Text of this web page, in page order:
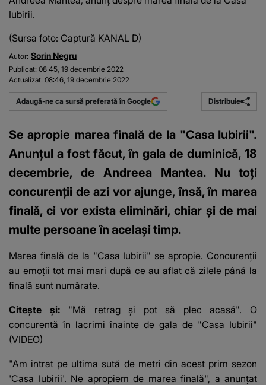
Iubirii.
(Sursa foto: Captură KANAL D)
Autor: Sorin Negru
Publicat: 08:45, 19 decembrie 2022
Actualizat: 08:46, 19 decembrie 2022
Adaugă-ne ca sursă preferată în Google Distribuie
Se apropie marea finală de la "Casa Iubirii".
Anunțul a fost făcut, în gala de duminică, 18
decembrie, de Andreea Mantea. Nu toți
concurenții de azi vor ajunge, însă, în marea
finală, ci vor exista eliminări, chiar și de mai
multe persoane în același timp.
Marea finală de la "Casa Iubirii" se apropie. Concurenții
au emoții tot mai mari după ce au aflat că zilele până la
finală sunt numărate.
Citește și: "Mă retrag și pot să plec acasă". O
concurentă în lacrimi înainte de gala de "Casa Iubirii"
(VIDEO)
"Am intrat pe ultima sută de metri din acest prim sezon
'Casa Iubirii'. Ne apropiem de marea finală", a anunțat